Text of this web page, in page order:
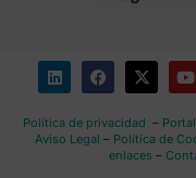
Política de privacidad –
Aviso Legal – Política de
enlaces –